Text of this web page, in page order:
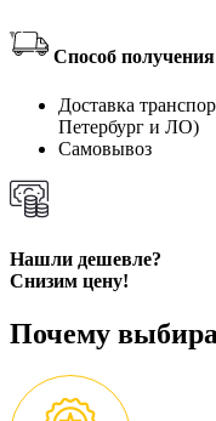
Способ
Доставка
Петербург и ЛО)
Самовывоз
Нашли дешевле?
Снизим цену!
Почему